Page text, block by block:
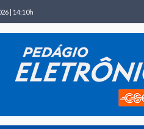
| 14:10h